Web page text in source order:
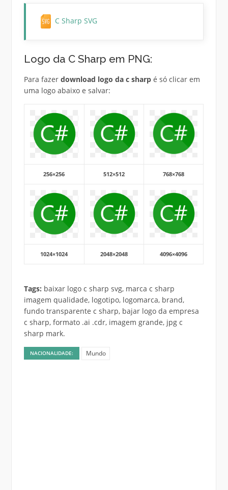
C Sharp SVG
Logo da C Sharp em PNG:
Para fazer download logo da c sharpé só clicar em
uma logo abaixo e salvar:
256×256 512×512 768×768
1024×1024 2048×2048 4096×4096
Tags: baixar logo c sharp svg, marca c sharp
imagem qualidade, logotipo, logomarca, brand,
fundo transparente c sharp, bajar logo da empresa
c sharp, formato .ai .cdr, imagem grande, jpg c
sharp mark.
NACIONALIDADE: Mundo